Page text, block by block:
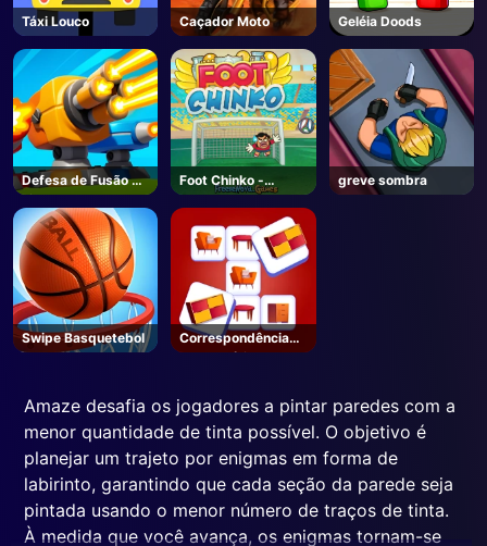
Táxi Louco Caçador Moto Geléia Doods
Defesa de Fusão de
Linha de Fogo
Foot Chinko -
Unblocked Jogos
greve sombra
Swipe Basquetebol
Correspondência
de memória
Amaze desafia os jogadores a pintar paredes com a
menor quantidade de tinta possível. O objetivo é
planejar um trajeto por enigmas em forma de
labirinto, garantindo que cada seção da parede seja
pintada usando o menor número de traços de tinta.
À medida que você avança, os enigmas tornam-se